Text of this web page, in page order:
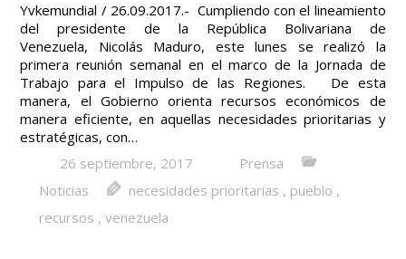
Yvkemundial / 26.09.2017.- Cumpliendo con el lineamiento
del presidente de la República Bolivariana de
Venezuela, Nicolás Maduro, este lunes se realizó la
primera reunión semanal en el marco de la Jornada de
Trabajo para el Impulso de las Regiones. De esta
manera, el Gobierno orienta recursos económicos de
manera eficiente, en aquellas necesidades prioritarias y
estratégicas, con…
26 septiembre, 2017
Prensa
Noticias
necesidades prioritarias , pueblo ,
recursos , venezuela